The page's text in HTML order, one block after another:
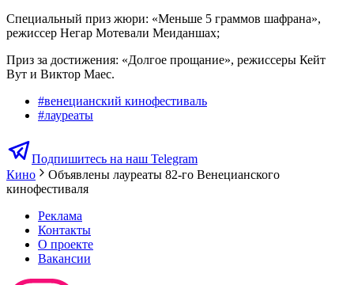
Специальный приз жюри: «Меньше 5 граммов шафрана»,
режиссер Негар Мотевали Меиданшах;
Приз за достижения: «Долгое прощание», режиссеры Кейт
Вут и Виктор Маес.
#венецианский кинофестиваль
#лауреаты
Подпишитесь на наш Telegram
Кино
Объявлены лауреаты 82-го Венецианского
кинофестиваля
Реклама
Контакты
О проекте
Вакансии